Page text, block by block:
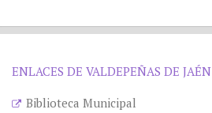
ENLACES DE VALDEPEÑAS DE JAÉN
Biblioteca Municipal